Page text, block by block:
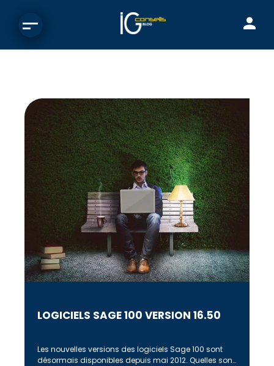
LOGICIELS SAGE 100 VERSION 16.50
Les nouvelles versions des logiciels Sage 100 sont
désormais disponibles depuis mai 2012. Quelles sont